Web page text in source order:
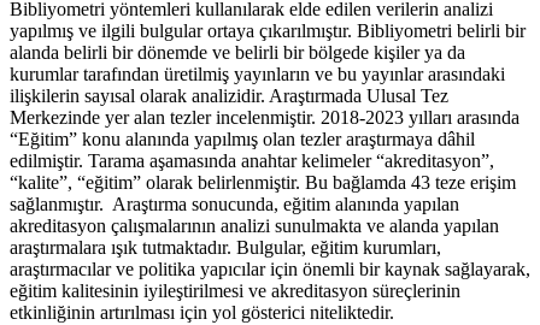
Bibliyometri yöntemleri kullanılarak elde edilen verilerin analizi
yapılmış ve ilgili bulgular ortaya çıkarılmıştır. Bibliyometri belirli bir
alanda belirli bir dönemde ve belirli bir bölgede kişiler ya da
kurumlar tarafından üretilmiş yayınların ve bu yayınlar arasındaki
ilişkilerin sayısal olarak analizidir. Araştırmada Ulusal Tez
Merkezinde yer alan tezler incelenmiştir. 2018-2023 yılları arasında
“Eğitim” konu alanında yapılmış olan tezler araştırmaya dâhil
edilmiştir. Tarama aşamasında anahtar kelimeler “akreditasyon”,
“kalite”, “eğitim” olarak belirlenmiştir. Bu bağlamda 43 teze erişim
sağlanmıştır. Araştırma sonucunda, eğitim alanında yapılan
akreditasyon çalışmalarının analizi sunulmakta ve alanda yapılan
araştırmalara ışık tutmaktadır. Bulgular, eğitim kurumları,
araştırmacılar ve politika yapıcılar için önemli bir kaynak sağlayarak,
eğitim kalitesinin iyileştirilmesi ve akreditasyon süreçlerinin
etkinliğinin artırılması için yol gösterici niteliktedir.